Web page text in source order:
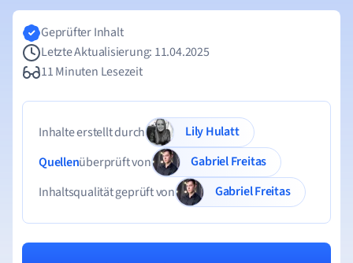
Geprüfter Inhalt
Letzte Aktualisierung: 11.04.2025
11 Minuten Lesezeit
Inhalte erstellt durch
Lily Hulatt
Quellenüberprüft von
Gabriel Freitas
Inhaltsqualität geprüft von
Gabriel Freitas